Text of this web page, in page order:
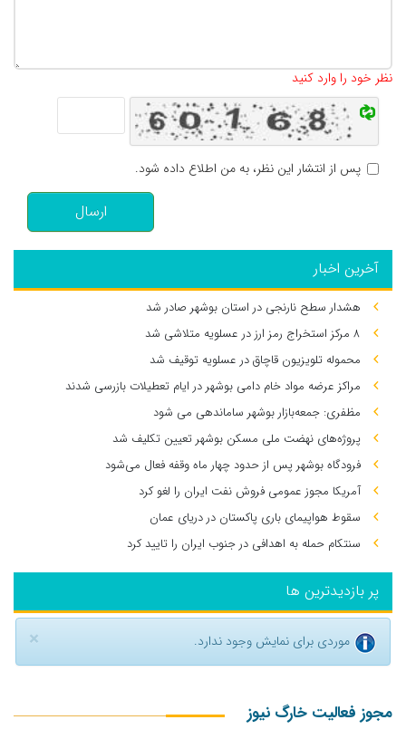
نظر خود را وارد کنید
پس از انتشار این نظر، به من اطلاع داده شود.
ارسال
آخرین اخبار
هشدار سطح نارنجی در استان بوشهر صادر شد
۸ مرکز استخراج رمز ارز در عسلویه متلاشی شد
محموله تلویزیون قاچاق در عسلویه توقیف شد
مراکز عرضه مواد خام دامی بوشهر در ایام تعطیلات بازرسی شدند
مظفری: جمعه‌بازار بوشهر ساماندهی می‌ شود
پروژه‌های نهضت ملی مسکن بوشهر تعیین تکلیف شد
فرودگاه بوشهر پس از حدود چهار ماه وقفه فعال می‌شود
آمریکا مجوز عمومی فروش نفت ایران را لغو کرد
سقوط هواپیمای باری پاکستان در دریای عمان
سنتکام حمله به اهدافی در جنوب ایران را تایید کرد
پر بازدیدترین ها
× موردی برای نمایش وجود ندارد.
مجوز فعالیت خارگ نیوز